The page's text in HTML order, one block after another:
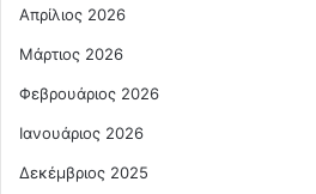
Απρίλιος 2026
Μάρτιος 2026
Φεβρουάριος 2026
Ιανουάριος 2026
Δεκέμβριος 2025